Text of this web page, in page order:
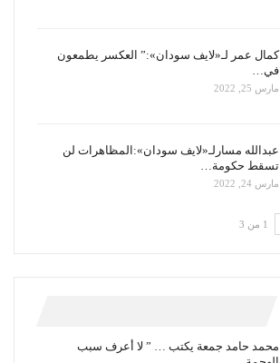
كمال عمر لـ«لايف سودان»:” العكسر يطمعون
في…
مارس 25, 2022
عبدالله مسارلـ«لايف سودان»:المظاهرات لن
تسقط حكومة…
مارس 24, 2022
1 من 3
محمد حامد جمعة يكتب … ” لا أعرف سبب